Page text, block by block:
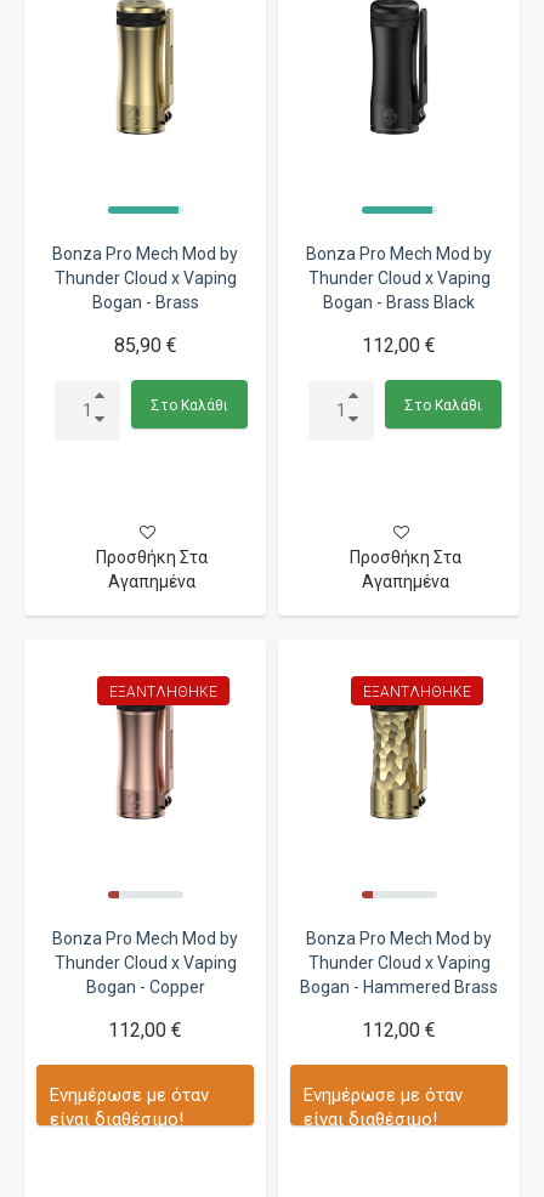
Bonza Pro Mech Mod by
Thunder Cloud x Vaping
Bogan - Brass
85,90 €
Στο Καλάθι
Προσθήκη Στα
Αγαπημένα
Bonza Pro Mech Mod by
Thunder Cloud x Vaping
Bogan - Brass Black
112,00 €
Στο Καλάθι
Προσθήκη Στα
Αγαπημένα
ΕΞΑΝΤΛΉΘΗΚΕ
Bonza Pro Mech Mod by
Thunder Cloud x Vaping
Bogan - Copper
112,00 €
Ενημέρωσε με όταν
είναι διαθέσιμο!
ΕΞΑΝΤΛΉΘΗΚΕ
Bonza Pro Mech Mod by
Thunder Cloud x Vaping
Bogan - Hammered Brass
112,00 €
Ενημέρωσε με όταν
είναι διαθέσιμο!